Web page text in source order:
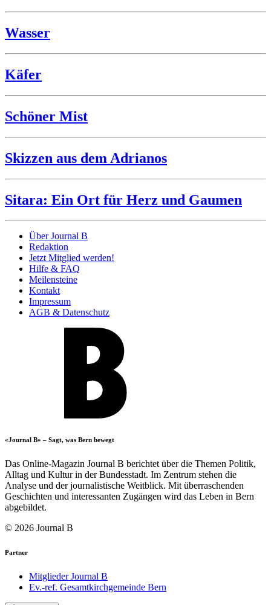
Wasser
Käfer
Schöner Mist
Skizzen aus dem Adrianos
Sitara: Ein Ort für Herz und Gaumen
Über Journal B
Redaktion
Jetzt Mitglied werden!
Hilfe & FAQ
Meilensteine
Kontakt
Impressum
AGB & Datenschutz
«Journal B» – Sagt, was Bern bewegt
Das Online-Magazin Journal B berichtet über die Themen Politik,
Alltag und Kultur in der Bundesstadt. Im Zentrum stehen die
Analyse und der journalistische Weitblick. Mit überraschenden
Geschichten und interessanten Zugängen wird das Leben in Bern
abgebildet.
© 2026 Journal B
Partner
Mitglieder Journal B
Ev.-ref. Gesamtkirchgemeinde Bern